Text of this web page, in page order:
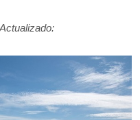
Actualizado: